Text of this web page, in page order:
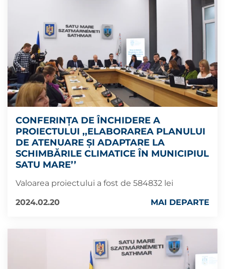
CONFERINȚA DE ÎNCHIDERE A
PROIECTULUI ,,ELABORAREA PLANULUI
DE ATENUARE ȘI ADAPTARE LA
SCHIMBĂRILE CLIMATICE ÎN MUNICIPIUL
SATU MARE’’
Valoarea proiectului a fost de 584832 lei
2024.02.20
MAI DEPARTE